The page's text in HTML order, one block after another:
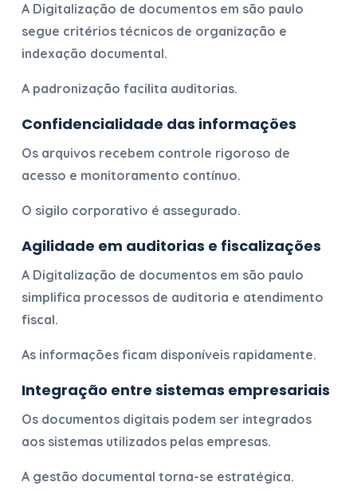
A Digitalização de documentos em são paulo
segue critérios técnicos de organização e
indexação documental.
A padronização facilita auditorias.
Confidencialidade das informações
Os arquivos recebem controle rigoroso de
acesso e monitoramento contínuo.
O sigilo corporativo é assegurado.
Agilidade em auditorias e fiscalizações
A Digitalização de documentos em são paulo
simplifica processos de auditoria e atendimento
fiscal.
As informações ficam disponíveis rapidamente.
Integração entre sistemas empresariais
Os documentos digitais podem ser integrados
aos sistemas utilizados pelas empresas.
A gestão documental torna-se estratégica.